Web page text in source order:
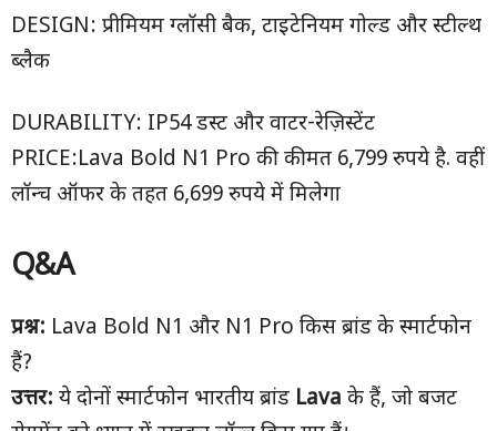
DESIGN: प्रीमियम ग्लॉसी बैक, टाइटेनियम गोल्ड और स्टील्थ
ब्लैक
DURABILITY: IP54 डस्ट और वाटर-रेज़िस्टेंट
PRICE:Lava Bold N1 Pro की कीमत 6,799 रुपये है. वहीं
लॉन्च ऑफर के तहत 6,699 रुपये में मिलेगा
Q&A
प्रश्न: Lava Bold N1 और N1 Pro किस ब्रांड के स्मार्टफोन
हैं?
उत्तर: ये दोनों स्मार्टफोन भारतीय ब्रांड Lava के हैं, जो बजट